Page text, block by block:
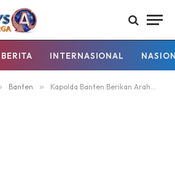
INTERNASIONAL
Banten » Kapolda Banten Berikan Arahan kepada Perwira SIP Angkatan 55, Tekankan Integritas dan Kepemimpinan Presisi